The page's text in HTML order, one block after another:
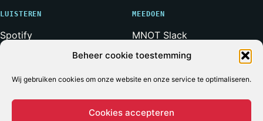
Beheer cookie toestemming
Wij gebruiken cookies om onze website en onze service te optimaliseren.
Cookies accepteren
LUISTEREN
Spotify
RSS-feed
MEEDOEN
MNOT Slack
Weerwolven Slack
Adverteren